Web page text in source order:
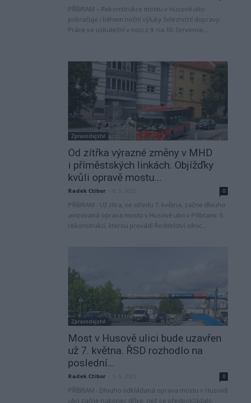
PŘÍBRAM – Rekonstrukce mostu v Husově ulici
pokračuje i během noční výluky železniční dopravy.
Práce se uskuteční v noci z 9. na 10. července...
Zpravodajství
Od zítřka výrazné změny v MHD
i příměstských linkách. Objížďky
kvůli opravě mostu...
Radek Ctibor 0
PŘÍBRAM - Už zítra, ve středu 7. května, začne dlouho
avizovaná oprava mostu v Husově ulici v Příbrami. S
rekonstrukcí, kterou provádí Ředitelství silnic...
Zpravodajství
Most v Husově ulici bude uzavřen
už 7. května. ŘSD rozhodlo na
poslední...
Radek Ctibor 0
PŘÍBRAM - Dlouho odkládaná oprava mostu v Husově
ulici začne nakonec dříve, než se předpokládalo.